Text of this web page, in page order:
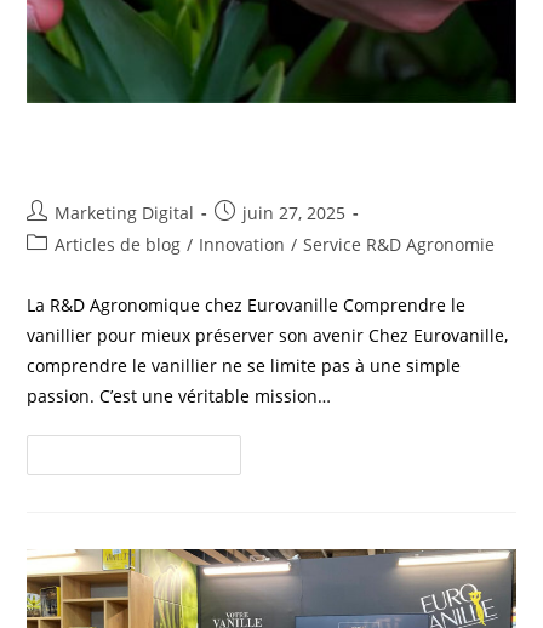
Marketing Digital
juin 27, 2025
Articles de blog / Innovation / Service R&D Agronomie
La R&D Agronomique chez Eurovanille Comprendre le
vanillier pour mieux préserver son avenir Chez Eurovanille,
comprendre le vanillier ne se limite pas à une simple
passion. C’est une véritable mission…